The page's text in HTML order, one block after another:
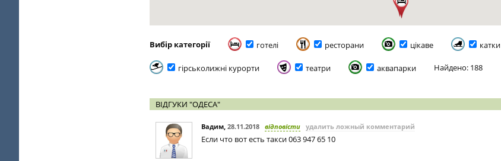
Вибір категорії готелі ресторани цікаве катки
гірськолижні курорти театри аквапарки Найдено: 188
ВІДГУКИ "ОДЕСА"
Вадим, 28.11.2018 відповісти удалить ложный комментарий
Если что вот есть такси 063 947 65 10